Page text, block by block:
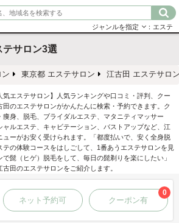
ジャンルを指定 ：エステ
サロン3選
ン 東京都 エステサロン 江古田 エステサロ
気エステサロン】人気ランキングや口コミ・評判、クー
のエステサロンがかんたんに検索・予約できます。ク
痩身、脱毛、ブライダルエステ、マタニティマッサー
ャルエステ、キャビテーション、バストアップなど、江
ーがお安く受けられます。「都度払いで、安く全身脱
の体験コースをはしごして、1番あうエステサロンを見
髭（ヒゲ）脱毛をして、毎日の髭剃りを楽にしたい」
田のエステサロンをご紹介します。
ネット予約可 クーポン有
0